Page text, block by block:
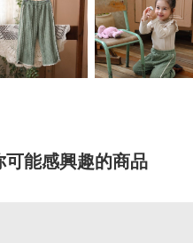
可能感興趣的商品